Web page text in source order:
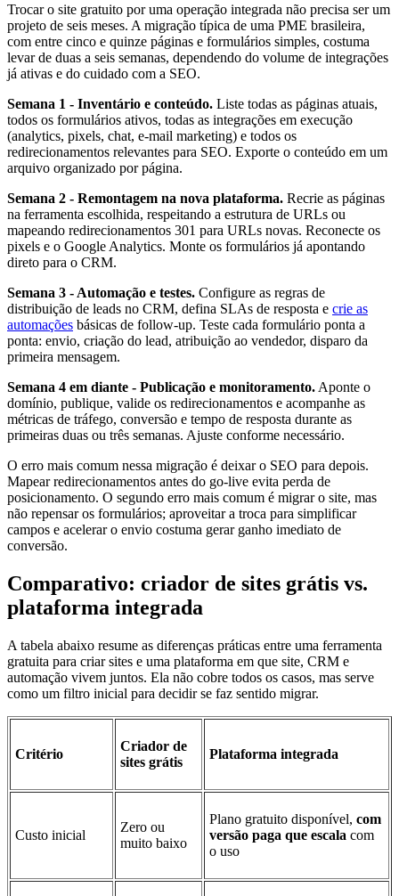
Trocar o site gratuito por uma operação integrada não precisa ser um
projeto de seis meses. A migração típica de uma PME brasileira,
com entre cinco e quinze páginas e formulários simples, costuma
levar de duas a seis semanas, dependendo do volume de integrações
já ativas e do cuidado com a SEO.
Semana 1 - Inventário e conteúdo. Liste todas as páginas atuais,
todos os formulários ativos, todas as integrações em execução
(analytics, pixels, chat, e-mail marketing) e todos os
redirecionamentos relevantes para SEO. Exporte o conteúdo em um
arquivo organizado por página.
Semana 2 - Remontagem na nova plataforma. Recrie as páginas
na ferramenta escolhida, respeitando a estrutura de URLs ou
mapeando redirecionamentos 301 para URLs novas. Reconecte os
pixels e o Google Analytics. Monte os formulários já apontando
direto para o CRM.
Semana 3 - Automação e testes. Configure as regras de
distribuição de leads no CRM, defina SLAs de resposta e crie as
automações básicas de follow-up. Teste cada formulário ponta a
ponta: envio, criação do lead, atribuição ao vendedor, disparo da
primeira mensagem.
Semana 4 em diante - Publicação e monitoramento. Aponte o
domínio, publique, valide os redirecionamentos e acompanhe as
métricas de tráfego, conversão e tempo de resposta durante as
primeiras duas ou três semanas. Ajuste conforme necessário.
O erro mais comum nessa migração é deixar o SEO para depois.
Mapear redirecionamentos antes do go-live evita perda de
posicionamento. O segundo erro mais comum é migrar o site, mas
não repensar os formulários; aproveitar a troca para simplificar
campos e acelerar o envio costuma gerar ganho imediato de
conversão.
Comparativo: criador de sites grátis vs.
plataforma integrada
A tabela abaixo resume as diferenças práticas entre uma ferramenta
gratuita para criar sites e uma plataforma em que site, CRM e
automação vivem juntos. Ela não cobre todos os casos, mas serve
como um filtro inicial para decidir se faz sentido migrar.
Critério
Criador de
sites grátis
Plataforma integrada
Custo inicial
Zero ou
muito baixo
Plano gratuito disponível, com
versão paga que escala com
o uso